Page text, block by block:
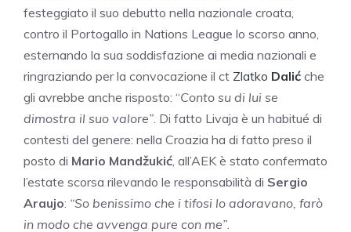
festeggiato il suo debutto nella nazionale croata,
contro il Portogallo in Nations League lo scorso anno,
esternando la sua soddisfazione ai media nazionali e
ringraziando per la convocazione il ct Zlatko Dalić che
gli avrebbe anche risposto: “Conto su di lui se
dimostra il suo valore” . Di fatto Livaja è un habitué di
contesti del genere: nella Croazia ha di fatto preso il
posto di Mario Mandžukić , all’AEK è stato confermato
l’estate scorsa rilevando le responsabilità di Sergio
Araujo: “So benissimo che i tifosi lo adoravano, farò
in modo che avvenga pure con me”